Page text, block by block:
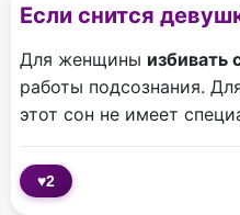
Если снится
Для женщины избивать
работы подсознания.
этот сон не имеет
♥2